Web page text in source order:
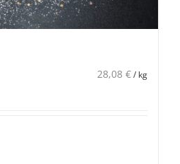
28,08 €/ kg